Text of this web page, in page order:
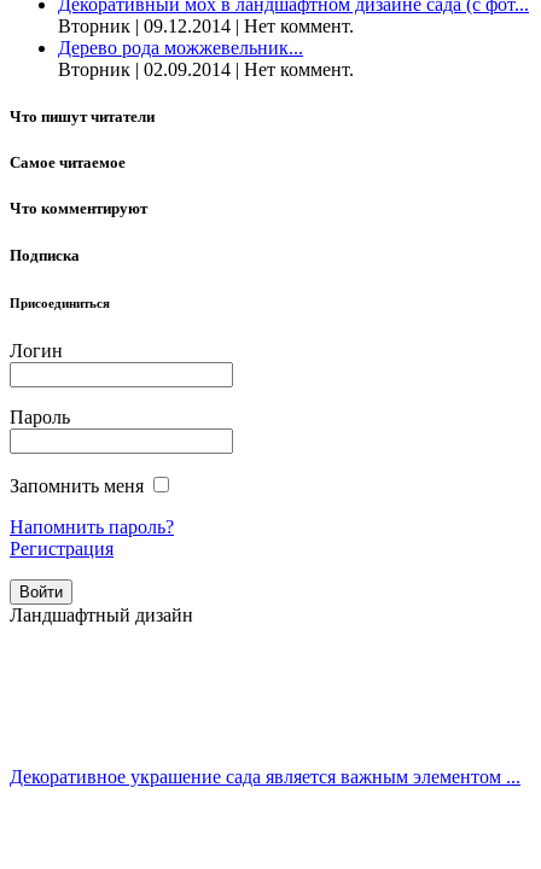
Декоративный мох в ландшафтном дизайне сада (с фот...
Вторник | 09.12.2014 | Нет коммент.
Дерево рода можжевельник...
Вторник | 02.09.2014 | Нет коммент.
Что пишут читатели
Самое читаемое
Что комментируют
Подписка
Присоединиться
Логин
Пароль
Запомнить меня
Напомнить пароль?
Регистрация
Ландшафтный дизайн
Декоративное украшение сада является важным элементом ...